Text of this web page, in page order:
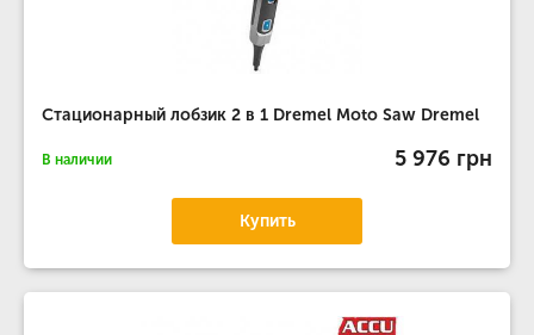
Стационарный лобзик 2 в 1 Dremel Moto Saw Dremel
В наличии 5 976 грн
Купить